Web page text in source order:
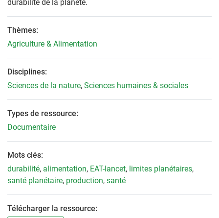
durabilité de la planète.
Thèmes:
Agriculture & Alimentation
Disciplines:
Sciences de la nature, Sciences humaines & sociales
Types de ressource:
Documentaire
Mots clés:
durabilité, alimentation, EAT-lancet, limites planétaires,
santé planétaire, production, santé
Télécharger la ressource: